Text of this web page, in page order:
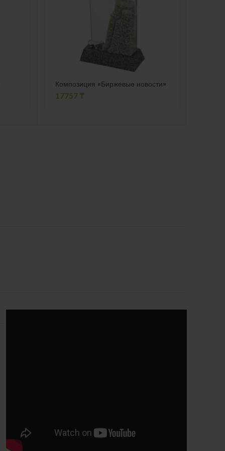
Композиция «Биржевые новости»
17757 ₸